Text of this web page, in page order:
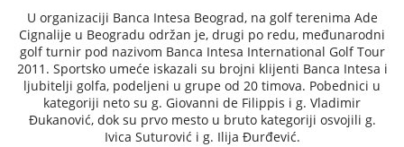
U organizaciji Banca Intesa Beograd, na golf terenima Ade
Cignalije u Beogradu održan je, drugi po redu, međunarodni
golf turnir pod nazivom Banca Intesa International Golf Tour
2011. Sportsko umeće iskazali su brojni klijenti Banca Intesa i
ljubitelji golfa, podeljeni u grupe od 20 timova. Pobednici u
kategoriji neto su g. Giovanni de Filippis i g. Vladimir
Đukanović, dok su prvo mesto u bruto kategoriji osvojili g.
Ivica Suturović i g. Ilija Đurđević.